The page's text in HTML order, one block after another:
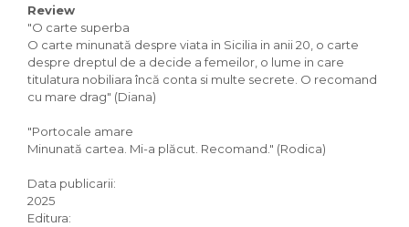
Review
"O carte superba
O carte minunată despre viata in Sicilia in anii 20, o carte
despre dreptul de a decide a femeilor, o lume in care
titulatura nobiliara încă conta si multe secrete. O recomand
cu mare drag" (Diana)
"Portocale amare
Minunată cartea. Mi-a plăcut. Recomand." (Rodica)
Data publicarii:
2025
Editura: